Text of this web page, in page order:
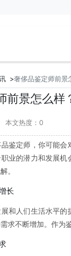
>奢侈品鉴定师前景
前景怎么样
本文热度： 0
鉴定师，你可能
业的潜力和发展
。
长
和人们生活水平
求不断增加。作为